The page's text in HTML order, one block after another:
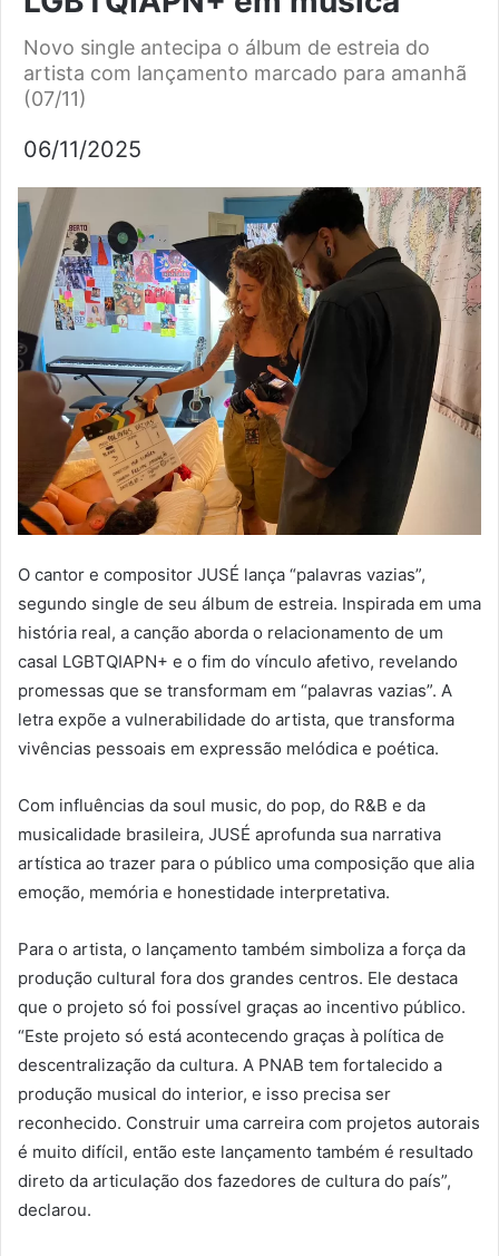
Novo single antecipa o álbum de estreia do
artista com lançamento marcado para amanhã
(07/11)
06/11/2025
O cantor e compositor JUSÉ lança “palavras vazias”,
segundo single de seu álbum de estreia. Inspirada em uma
história real, a canção aborda o relacionamento de um
casal LGBTQIAPN+ e o fim do vínculo afetivo, revelando
promessas que se transformam em “palavras vazias”. A
letra expõe a vulnerabilidade do artista, que transforma
vivências pessoais em expressão melódica e poética.
Com influências da soul music, do pop, do R&B e da
musicalidade brasileira, JUSÉ aprofunda sua narrativa
artística ao trazer para o público uma composição que alia
emoção, memória e honestidade interpretativa.
Para o artista, o lançamento também simboliza a força da
produção cultural fora dos grandes centros. Ele destaca
que o projeto só foi possível graças ao incentivo público.
“Este projeto só está acontecendo graças à política de
descentralização da cultura. A PNAB tem fortalecido a
produção musical do interior, e isso precisa ser
reconhecido. Construir uma carreira com projetos autorais
é muito difícil, então este lançamento também é resultado
direto da articulação dos fazedores de cultura do país”,
declarou.